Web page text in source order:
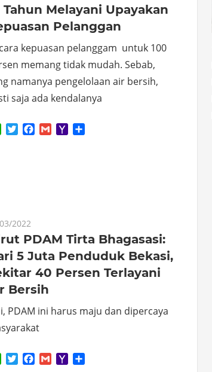
Tahun Melayani Upayakan
Pelanggan
kepuasan pelanggam untuk 100
memang tidak mudah. Sebab,
namanya pengelolaan air bersih,
saja ada kendalanya
WhatsApp
TwitterFacebook
GmailYahoo
2022
PDAM Tirta Bhagasasi:
5 Juta Penduduk Bekasi,
40 Persen Terlayani
Bersih
PDAM ini harus maju dan dipercaya
WhatsApp
TwitterFacebook
GmailYahoo